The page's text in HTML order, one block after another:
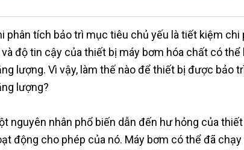
phân tích bảo trì mục tiêu chủ yếu là tiết kiệm
độ tin cậy của thiết bị máy bơm hóa chất có
lượng. Vì vậy, làm thế nào để thiết bị được bảo
lượng?
nguyên nhân phổ biến dẫn đến hư hỏng của
động cho phép của nó. Máy bơm có thể đã